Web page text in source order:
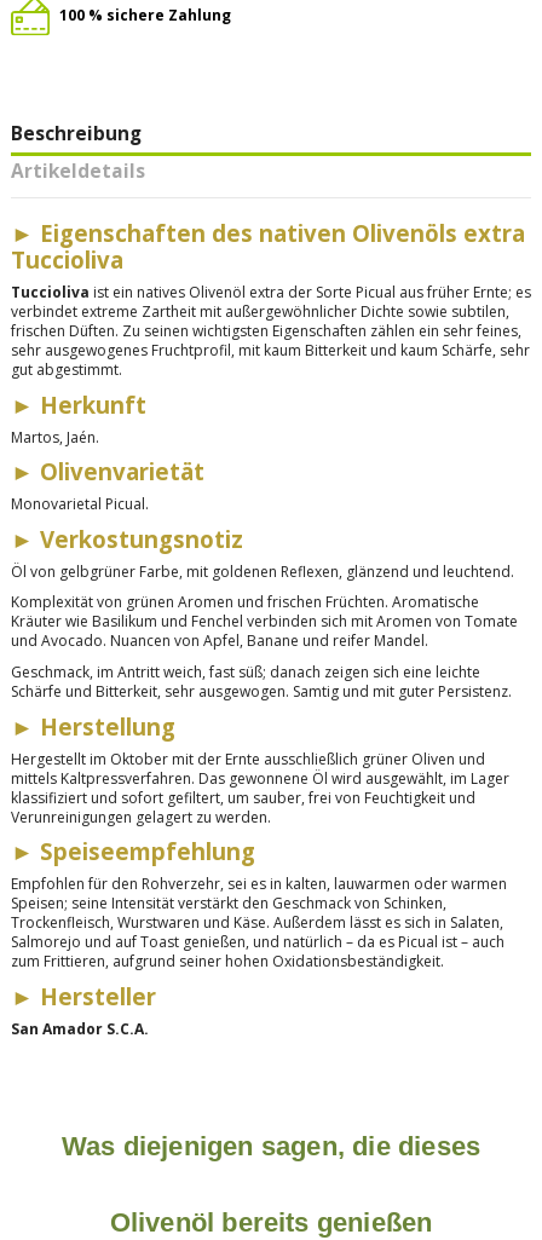
100 % sichere Zahlung
Beschreibung
Artikeldetails
► Eigenschaften des nativen Olivenöls extra
Tuccioliva
Tuccioliva ist ein natives Olivenöl extra der Sorte Picual aus früher Ernte; es
verbindet extreme Zartheit mit außergewöhnlicher Dichte sowie subtilen,
frischen Düften. Zu seinen wichtigsten Eigenschaften zählen ein sehr feines,
sehr ausgewogenes Fruchtprofil, mit kaum Bitterkeit und kaum Schärfe, sehr
gut abgestimmt.
► Herkunft
Martos, Jaén.
► Olivenvarietät
Monovarietal Picual.
► Verkostungsnotiz
Öl von gelbgrüner Farbe, mit goldenen Reflexen, glänzend und leuchtend.
Komplexität von grünen Aromen und frischen Früchten. Aromatische
Kräuter wie Basilikum und Fenchel verbinden sich mit Aromen von Tomate
und Avocado. Nuancen von Apfel, Banane und reifer Mandel.
Geschmack, im Antritt weich, fast süß; danach zeigen sich eine leichte
Schärfe und Bitterkeit, sehr ausgewogen. Samtig und mit guter Persistenz.
► Herstellung
Hergestellt im Oktober mit der Ernte ausschließlich grüner Oliven und
mittels Kaltpressverfahren. Das gewonnene Öl wird ausgewählt, im Lager
klassifiziert und sofort gefiltert, um sauber, frei von Feuchtigkeit und
Verunreinigungen gelagert zu werden.
► Speiseempfehlung
Empfohlen für den Rohverzehr, sei es in kalten, lauwarmen oder warmen
Speisen; seine Intensität verstärkt den Geschmack von Schinken,
Trockenfleisch, Wurstwaren und Käse. Außerdem lässt es sich in Salaten,
Salmorejo und auf Toast genießen, und natürlich – da es Picual ist – auch
zum Frittieren, aufgrund seiner hohen Oxidationsbeständigkeit.
► Hersteller
San Amador S.C.A.
Was diejenigen sagen, die dieses
Olivenöl bereits genießen